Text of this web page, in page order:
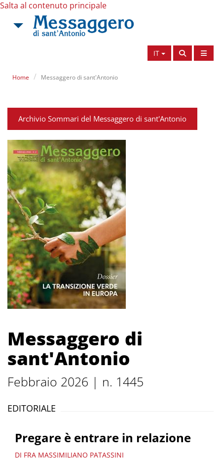
Salta al contenuto principale
IT
Home Messaggero di sant'Antonio
Archivio Sommari del Messaggero di sant'Antonio
Messaggero di
sant'Antonio
Febbraio 2026 | n. 1445
EDITORIALE
Pregare è entrare in relazione
DI FRA MASSIMILIANO PATASSINI